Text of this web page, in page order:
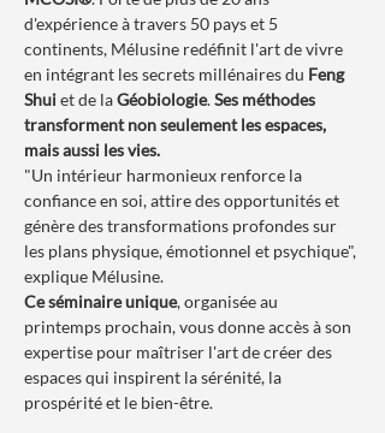
d'expérience à travers 50 pays et 5
continents, Mélusine redéfinit l'art de vivre
en intégrant les secrets millénaires du Feng
Shui et de la Géobiologie. Ses méthodes
transforment non seulement les espaces,
mais aussi les vies.
"Un intérieur harmonieux renforce la
confiance en soi, attire des opportunités et
génère des transformations profondes sur
les plans physique, émotionnel et psychique",
explique Mélusine.
Ce séminaire unique, organisée au
printemps prochain, vous donne accès à son
expertise pour maîtriser l'art de créer des
espaces qui inspirent la sérénité, la
prospérité et le bien-être.